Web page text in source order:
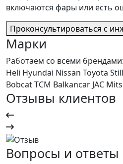
включаются фары или есть
Проконсультироваться с
Марки
Работаем со всеми брендами:
Heli Hyundai Nissan Toyota Still
BobcatTCM Balkancar JAC
Отзывы клиентов
Вопросы и ответы